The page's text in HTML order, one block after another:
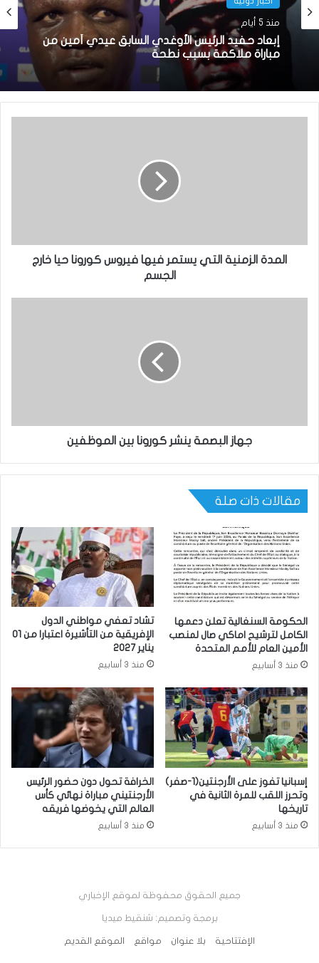
أخبار دولية
منذ 5 أيام
إبعاد حفيد الرئيس الأوغدي السابق عيدي أمين من
مباراة ملاكمة بسبب نطحة
أخبار دولية
منذ 6 أيام
المدة الزمنية التي يستمر فيها فيروس كورونا حيا خارج
الجسم
جهاز البصمة ينشر كورونا بين الموظفين
مقالات ذات صلة
الحكومة السنغالية تعلن دعمها
الكامل لترشيح اماكي صال لمنصب
الأمين العام للأمم المتحدة
منذ 3 أسابيع
تشاد تعفي مواطني الدول
الإفريقية من التأشيرة اعتبارا من 01
يناير 2027
منذ 3 أسابيع
إسبانيا تفوز على الأرجنتين(1-صفر)
وتحرز اللقب للمرة الثانية في
تاريخها
منذ 3 أسابيع
الخرافة تحول دون حضور الرئيس
الأرجنتيني مباراة نهائي كأس
العالم التي يخوضها فريقه
منذ 3 أسابيع
جميع الحقوق محفوظة لموقع الإخباري
برمجة وتصميم: شنقيط ميديا
الإفتتاحية بلا عنوان مواقع الموقع القديم